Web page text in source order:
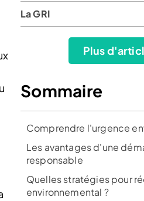
La GRI
Plus
Sommaire
Comprendre l'urgence
Les avantages d'une
responsable
Quelles stratégies pour
environnemental ?